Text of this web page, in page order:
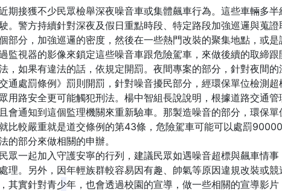
期接獲不少民眾檢舉深夜噪音車或集體飆車行為。這些車輛多
。警方持續針對深夜及假日重點時段、特定路段加強巡邏與蒐
部分，加強巡邏的密度，然後在一些熱門改裝的聚集地點，或
監視器的影像來鎖定這些噪音車跟危險駕車，來做後續的取締
，如果有違法的話，依規定開罰。夜間專案的部分，針對夜間的
通處罰條例》罰則開罰，針對噪音擾民部分，經環保單位檢測
用路安全更可能觸犯刑法。楊中智組長說說明，根據道路交通
會通知到這個監理機關來重新驗車。那製造噪音的部分，環保
比較嚴重就是道交條例的第43條，危險駕車可能可以處罰
的部分來做相關的申辦。
眾一起加入守護安寧的行列，建議民眾如遇噪音超標與飆車情
理。另外，因年輕族群較容易因有趣、帥氣等原因違規改裝或
其實針對青少年，也會透過校園的宣導，做一些相關的宣導影